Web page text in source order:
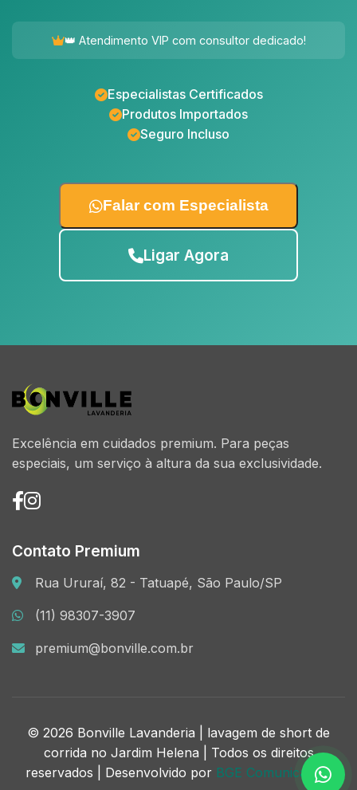
👑 Atendimento VIP com consultor dedicado!
Especialistas Certificados
Produtos Importados
Seguro Incluso
Falar com Especialista
Ligar Agora
Excelência em cuidados premium. Para peças
especiais, um serviço à altura da sua exclusividade.
Contato Premium
Rua Ururaí, 82 - Tatuapé, São Paulo/SP
(11) 98307-3907
premium@bonville.com.br
© 2026 Bonville Lavanderia | lavagem de short de
corrida no Jardim Helena | Todos os direitos
reservados | Desenvolvido por BGE Comunicação.